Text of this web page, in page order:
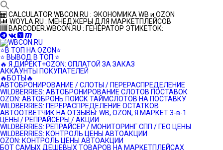
Перейти
к
контенту
CALCULATOR.WBCON.RU : ЭКОНОМИКА WB и OZON
WOYLA.RU : МЕНЕДЖЕРЫ ДЛЯ МАРКЕТПЛЕЙСОВ
BARCODER.WBCON.RU : ГЕНЕРАТОР ЭТИКЕТОК:
⭐️В ТОП НА OZON⭐️
⭐️ ВЫВОД В ТОП ⭐️
🔥 Я.ДИРЕКТ+OZON: ОПЛАТОЙ ЗА ЗАКАЗ
АККАУНТЫ ПОКУПАТЕЛЕЙ
🔥БОТЫ🔥
АВТОБРОНИРОВАНИЕ / СЛОТЫ / ПЕРЕРАСПРЕДЕЛЕНИЕ
WILDBERRIES: АВТОБРОНИРОВАНИЕ СЛОТОВ ПОСТАВОК
OZON: АВТОБРОНЬ ПОИСК ТАЙМСЛОТОВ НА ПОСТАВКУ
WILDBERRIES: ПЕРЕРАСПРЕДЕЛЕНИЕ ОСТАТКОВ
АВТООТВЕТЧИК НА ОТЗЫВЫ: WB, OZON, Я.МАРКЕТ 3-в-1
ЦЕНЫ / РЕПРАЙСЕРЫ / АКЦИИ
WILDBERRIES: РЕПРАЙСЕР / МОНИТОРИНГ СПП / ГЕО ЦЕНЫ
WILDBERRIES: КОНТРОЛЬ ЦЕНЫ АВТОАКЦИИ
OZON: КОНТРОЛЬ ЦЕНЫ АВТОАКЦИИ
БОТ САМЫХ ДЕШЕВЫХ ТОВАРОВ НА МАРКЕТПЛЕЙСАХ